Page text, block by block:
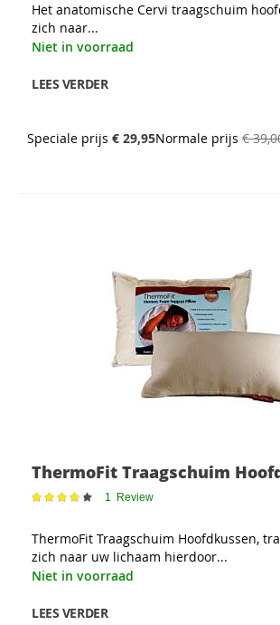
Het anatomische Cervi traagschuim
zich naar...
Niet in voorraad
LEES VERDER
Speciale prijs € 29,95Normale prijs €
ThermoFit Traagschuim
Waardering: 1 Review
ThermoFit Traagschuim Hoofdkussen,
zich naar uw lichaam hierdoor...
Niet in voorraad
LEES VERDER